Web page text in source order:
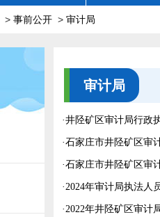
> 事前公开 > 审计局
审计局
·井陉矿区审计局行政
·石家庄市井陉矿区审
·石家庄市井陉矿区审
·2024年审计局执法人
·2022年井陉矿区审计